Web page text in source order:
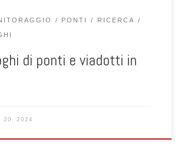
PONTI RICERCA
di ponti e viadotti in
20, 2024